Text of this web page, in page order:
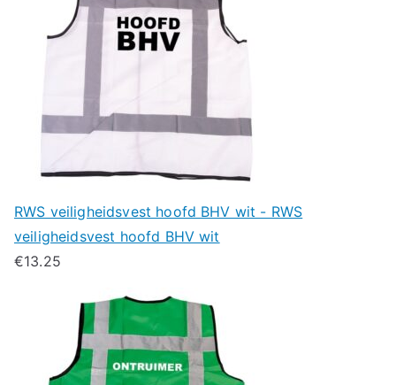
RWS veiligheidsvest hoofd BHV wit - RWS
veiligheidsvest hoofd BHV wit
€13.25